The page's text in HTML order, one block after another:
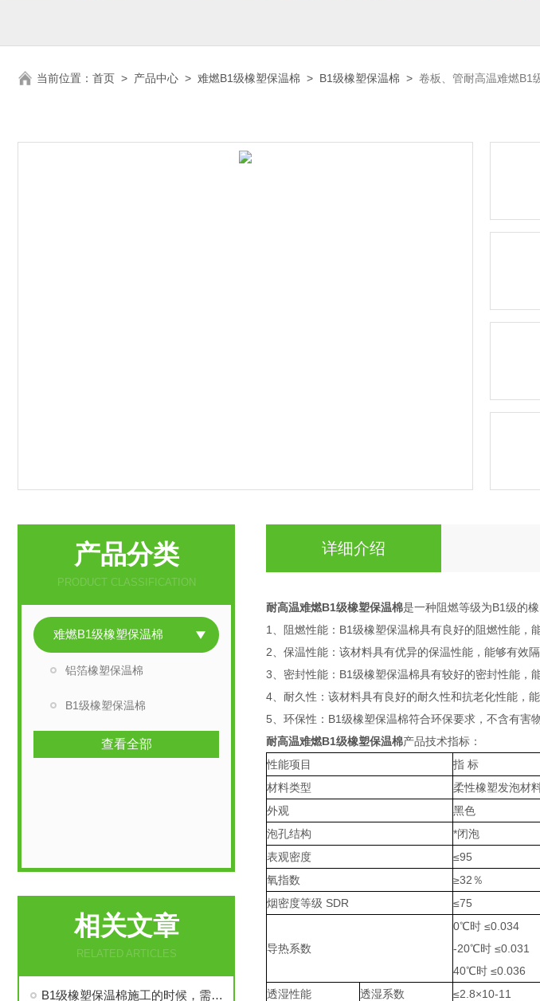
当前位置： 首页 > 产品中心 > 难燃B1级橡塑保温棉 > B1级橡塑保温棉 > 卷板、管耐高温难燃B1
产品分类
PRODUCT CLASSIFICATION
难燃B1级橡塑保温棉
铝箔橡塑保温棉
B1级橡塑保温棉
查看全部
相关文章
RELATED ARTICLES
B1级橡塑保温棉施工的时候，需要注意哪些事项
详细介绍
耐高温难燃B1级橡塑保温棉是一种阻燃等级为B1级的
1、阻燃性能：B1级橡塑保温棉具有良好的阻燃性能，
2、保温性能：该材料具有优异的保温性能，能够有效
3、密封性能：B1级橡塑保温棉具有较好的密封性能，
4、耐久性：该材料具有良好的耐久性和抗老化性能，
5、环保性：B1级橡塑保温棉符合环保要求，不含有害
耐高温难燃B1级橡塑保温棉产品技术指标：
性能项目
指 标
材料类型
柔性橡塑发泡材
外观
黑色
泡孔结构
*闭泡
表观密度
≤95
氧指数
≥32％
烟密度等级 SDR
≤75
导热系数
0℃时 ≤0.034
-20℃时 ≤0.031
40℃时 ≤0.036
透湿性能 透湿系数
≤2.8×10-11